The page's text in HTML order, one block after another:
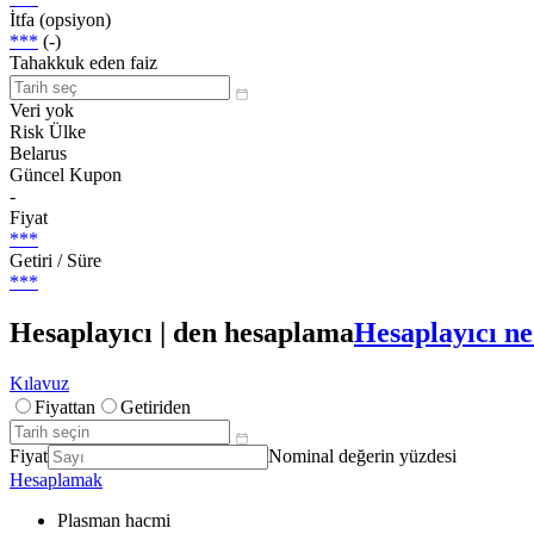
İtfa (opsiyon)
*** (-)
Tahakkuk eden faiz
Veri yok
Risk Ülke
Belarus
Güncel Kupon
-
Fiyat
***
Getiri / Süre
***
Hesaplayıcı | den hesaplamaHesaplayıcı
Kılavuz
Fiyattan
Getiriden
Fiyat
Nominal değerin yüzdesi
Hesaplamak
Plasman hacmi